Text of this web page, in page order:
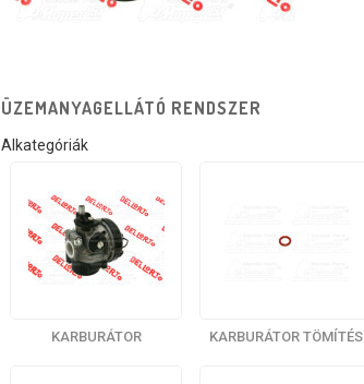
ÜZEMANYAGELLÁTÓ RENDSZER
Alkategóriák
KARBURÁTOR KARBURÁTOR TÖMÍTÉS